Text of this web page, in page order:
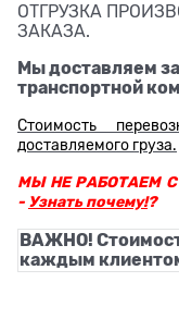
ОТГРУЗКА
ЗАКАЗА.
Мы доставляем
транспортной
Стоимость
доставляемого груза.
МЫ НЕ РАБОТАЕМ
- Узнать почему!?
ВАЖНО!
каждым